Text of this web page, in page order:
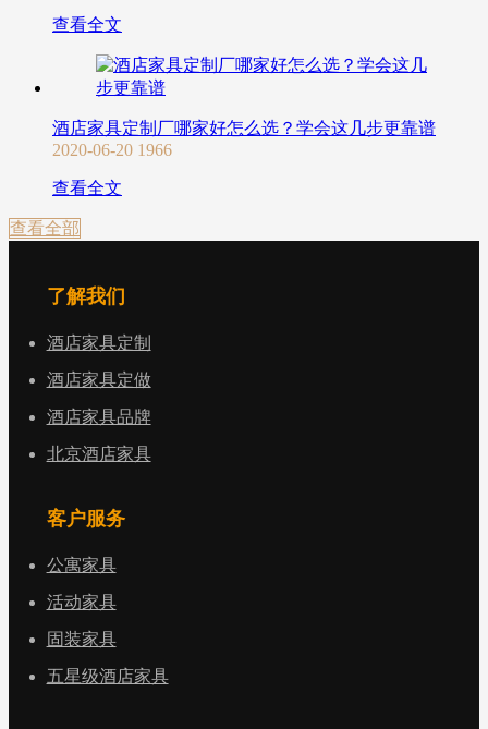
查看全文
酒店家具定制厂哪家好怎么选？学会这几步更靠谱
2020-06-20 1966
查看全文
查看全部
了解我们
酒店家具定制
酒店家具定做
酒店家具品牌
北京酒店家具
客户服务
公寓家具
活动家具
固装家具
五星级酒店家具